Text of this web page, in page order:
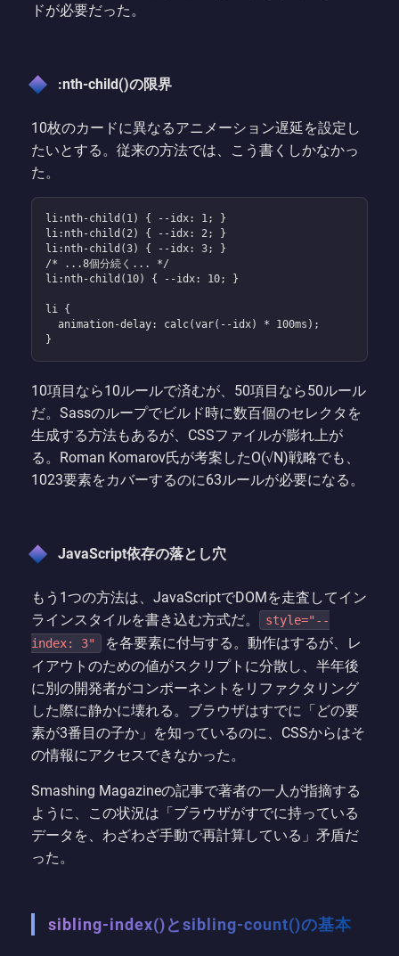
ドが必要だった。
:nth-child()の限界
10枚のカードに異なるアニメーション遅延を設定し
たいとする。従来の方法では、こう書くしかなかっ
た。
li:nth-child(1) { --idx: 1; }
li:nth-child(2) { --idx: 2; }
li:nth-child(3) { --idx: 3; }
/* ...8個分続く... */
li:nth-child(10) { --idx: 10; }
li {
}
10項目なら10ルールで済むが、50項目なら50ルール
だ。Sassのループでビルド時に数百個のセレクタを
生成する方法もあるが、CSSファイルが膨れ上が
る。Roman Komarov氏が考案したO(√N)戦略でも、
1023要素をカバーするのに63ルールが必要になる。
JavaScript依存の落とし穴
もう1つの方法は、JavaScriptでDOMを走査してイン
ラインスタイルを書き込む方式だ。
style="--
index: 3"
を各要素に付与する。動作はするが、レ
イアウトのための値がスクリプトに分散し、半年後
に別の開発者がコンポーネントをリファクタリング
した際に静かに壊れる。ブラウザはすでに「どの要
素が3番目の子か」を知っているのに、CSSからはそ
の情報にアクセスできなかった。
Smashing Magazineの記事で著者の一人が指摘する
ように、この状況は「ブラウザがすでに持っている
データを、わざわざ手動で再計算している」矛盾だ
った。
sibling-index()とsibling-count()の基本